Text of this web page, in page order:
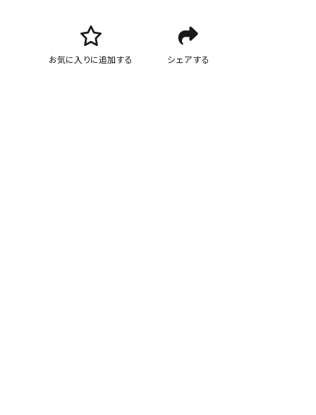
お気に入りに追加する シェアする